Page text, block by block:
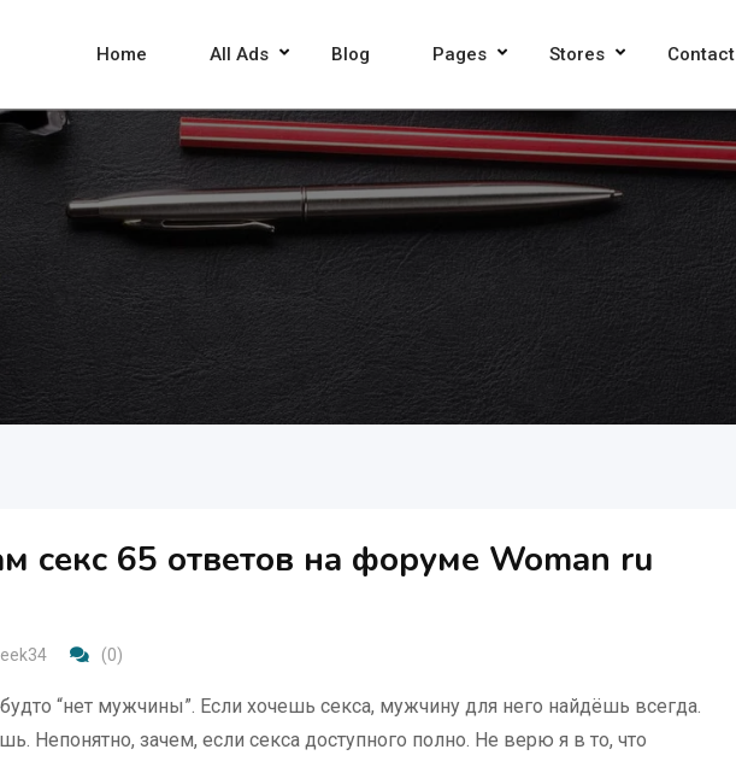
Home All Ads Blog Pages Stores Contact
секс 65 ответов на форуме Woman ru
(0)
будто “нет мужчины”. Если хочешь секса, мужчину для него найдёшь всегда.
Непонятно, зачем, если секса доступного полно. Не верю я в то, что